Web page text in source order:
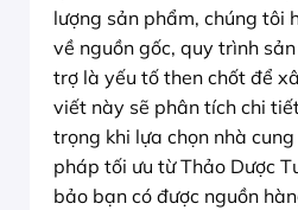
lượng sản phẩm, chúng tôi
về nguồn gốc, quy trình
trợ là yếu tố then chốt để
viết này sẽ phân tích chi
trọng khi lựa chọn nhà
pháp tối ưu từ Thảo Dược
bảo bạn có được nguồn